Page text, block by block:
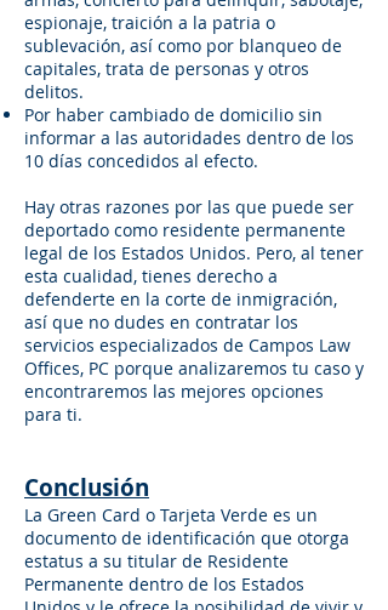
espionaje, traición a la patria o
sublevación, así como por blanqueo de
capitales, trata de personas y otros
delitos.
Por haber cambiado de domicilio sin
informar a las autoridades dentro de los
10 días concedidos al efecto.
Hay otras razones por las que puede ser
deportado como residente permanente
legal de los Estados Unidos. Pero, al tener
esta cualidad, tienes derecho a
defenderte en la corte de inmigración,
así que no dudes en contratar los
servicios especializados de Campos Law
Offices, PC porque analizaremos tu caso y
encontraremos las mejores opciones
para ti.
Conclusión
La Green Card o Tarjeta Verde es un
documento de identificación que otorga
estatus a su titular de Residente
Permanente dentro de los Estados